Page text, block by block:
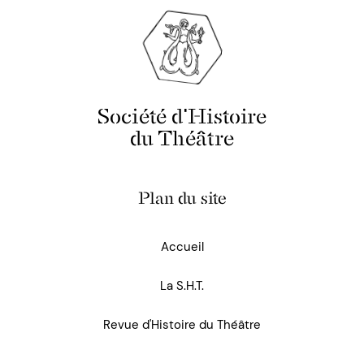
Société d'Histoire
du Théâtre
Plan du site
Accueil
La S.H.T.
Revue d'Histoire du Théâtre